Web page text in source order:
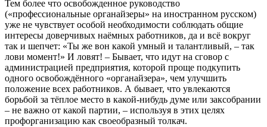
Тем более что освобожденное руководство
(«профессиональные органайзеры» на иностранном русском)
уже не чувствует особой необходимости соблюдать общие
интересы доверчивых наёмных работников, да и всё вокруг
так и шепчет: «Ты же вон какой умный и талантливый, – так
лови момент!» И ловят! – Бывает, что идут на сговор с
администрацией предприятия, которой проще подкупить
одного освобождённого «органайзера», чем улучшить
положение всех работников. А бывает, что увлекаются
борьбой за тёплое место в какой-нибудь думе или заксобрании
– не важно от какой партии, – используя в этих целях
профорганизацию как своеобразный толкач.